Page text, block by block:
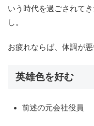
いう時代を過ごされて
し。
お疲れならば、体調が
英雄色を好む
前述の元会社役員